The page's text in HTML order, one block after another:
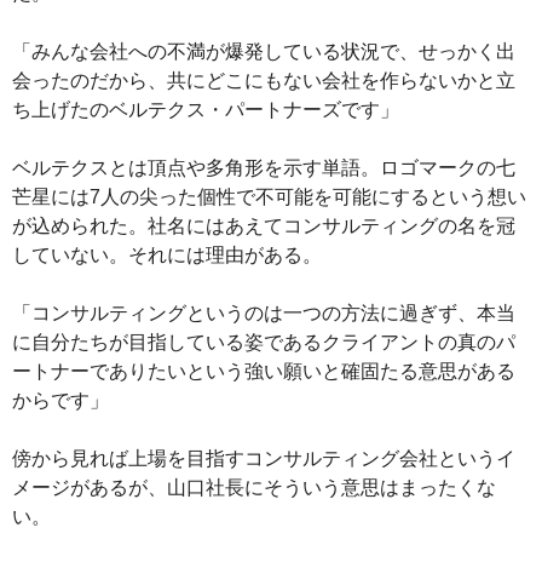
「みんな会社への不満が爆発している状況で、せっかく出
会ったのだから、共にどこにもない会社を作らないかと立
ち上げたのベルテクス・パートナーズです」
ベルテクスとは頂点や多角形を示す単語。ロゴマークの七
芒星には7人の尖った個性で不可能を可能にするという想い
が込められた。社名にはあえてコンサルティングの名を冠
していない。それには理由がある。
「コンサルティングというのは一つの方法に過ぎず、本当
に自分たちが目指している姿であるクライアントの真のパ
ートナーでありたいという強い願いと確固たる意思がある
からです」
傍から見れば上場を目指すコンサルティング会社というイ
メージがあるが、山口社長にそういう意思はまったくな
い。